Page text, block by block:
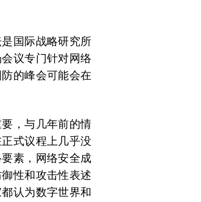
国际战略研究所
议专门针对网络
的峰会可能会在
，与几年前的情
式议程上几乎没
素，网络安全成
性和攻击性表述
认为数字世界和